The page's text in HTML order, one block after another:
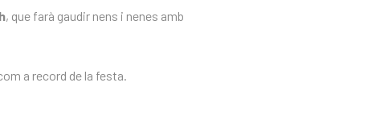
, que farà gaudir nens i nenes amb
a record de la festa.